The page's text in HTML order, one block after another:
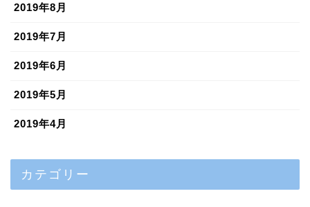
2019年8月
2019年7月
2019年6月
2019年5月
2019年4月
カテゴリー